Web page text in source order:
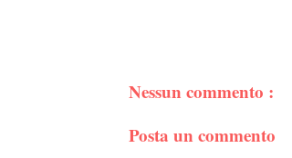
Nessun commento :
Posta un commento